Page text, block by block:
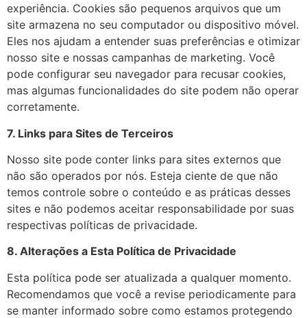
experiência. Cookies são pequenos arquivos que um
site armazena no seu computador ou dispositivo móvel.
Eles nos ajudam a entender suas preferências e otimizar
nosso site e nossas campanhas de marketing. Você
pode configurar seu navegador para recusar cookies,
mas algumas funcionalidades do site podem não operar
corretamente.
7. Links para Sites de Terceiros
Nosso site pode conter links para sites externos que
não são operados por nós. Esteja ciente de que não
temos controle sobre o conteúdo e as práticas desses
sites e não podemos aceitar responsabilidade por suas
respectivas políticas de privacidade.
8. Alterações a Esta Política de Privacidade
Esta política pode ser atualizada a qualquer momento.
Recomendamos que você a revise periodicamente para
se manter informado sobre como estamos protegendo